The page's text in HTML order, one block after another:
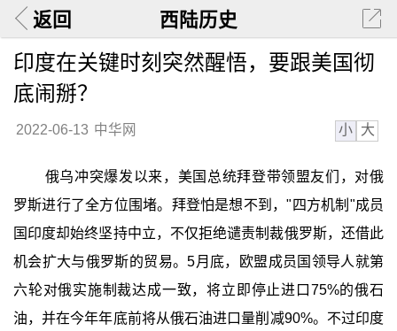
返回 西陆历史
印度在关键时刻突然醒悟，要跟美国彻
底闹掰？
2022-06-13 中华网 小 大
俄乌冲突爆发以来，美国总统拜登带领盟友们，对俄
罗斯进行了全方位围堵。拜登怕是想不到，"四方机制"成员
国印度却始终坚持中立，不仅拒绝谴责制裁俄罗斯，还借此
机会扩大与俄罗斯的贸易。5月底，欧盟成员国领导人就第
六轮对俄实施制裁达成一致，将立即停止进口75%的俄石
油，并在今年年底前将从俄石油进口量削减90%。不过印度